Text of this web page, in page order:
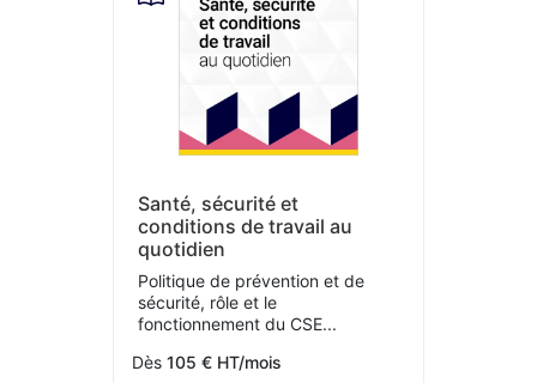
Santé, sécurité et
conditions de travail au
quotidien
Politique de prévention et de
sécurité, rôle et le
fonctionnement du CSE...
Dès 105 € HT/mois